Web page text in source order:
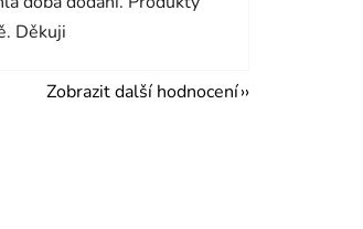
Děkuji
Zobrazit další hodnocení